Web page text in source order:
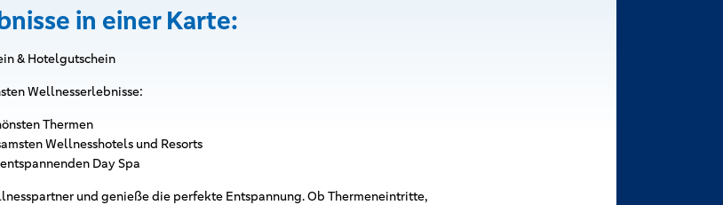
in einer Karte:
& Hotelgutschein
Wellnesserlebnisse:
Thermen
Wellnesshotels und Resorts
Day Spa
und genieße die perfekte Entspannung. Ob Thermeneintritte,